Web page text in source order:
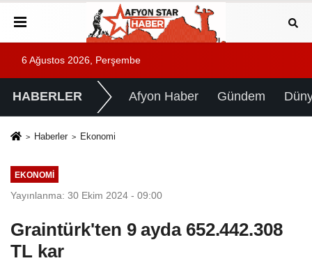
6 Ağustos 2026, Perşembe
HABERLER Afyon Haber Gündem
Haberler Ekonomi
EKONOMI
Yayınlanma: 30 Ekim 2024 - 09:00
Graintürk'ten 9 ayda 652.442.308
TL kar